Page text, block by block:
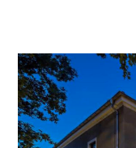
menu
menu